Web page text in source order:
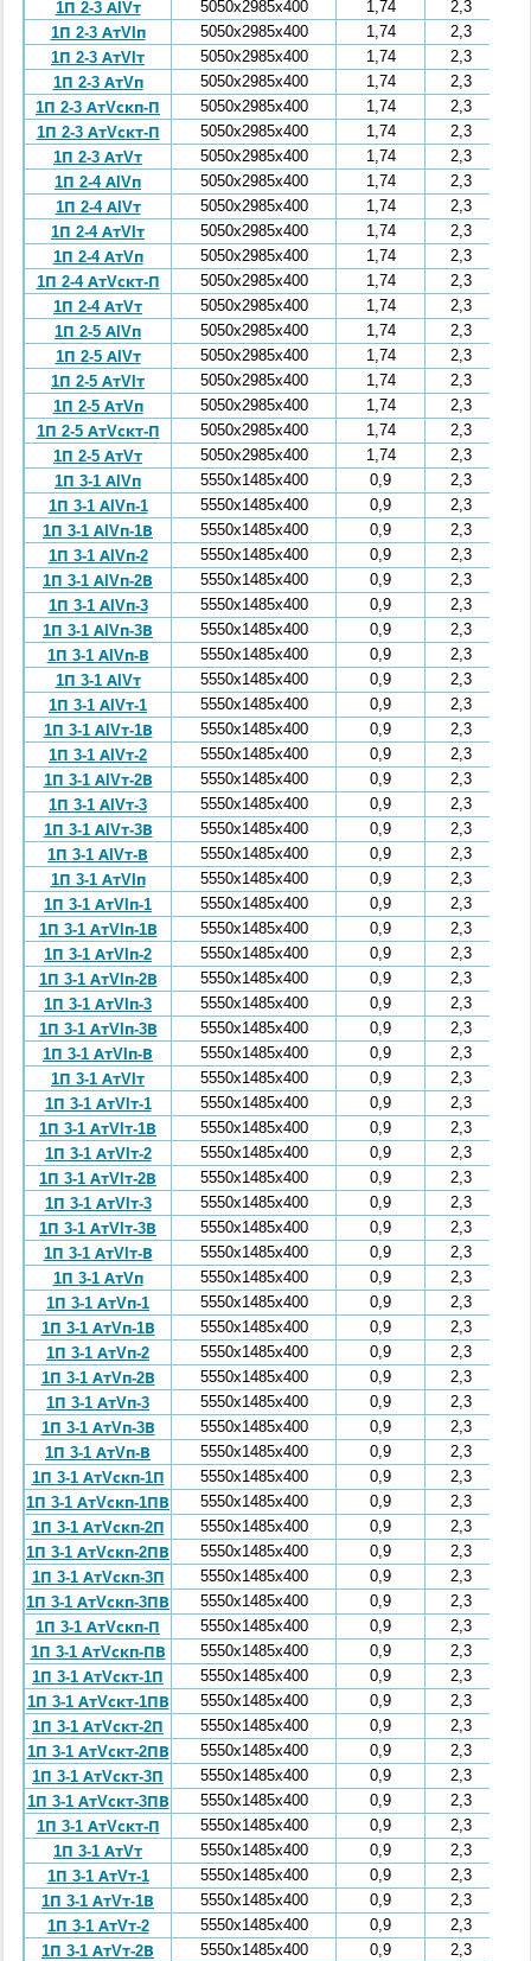
1П 2-3 АIVт 5050x2985x400 1,74
2,3
1П 2-3 АтVIп
5050x2985x400 1,74
2,3
1П 2-3 АтVIт
5050x2985x400 1,74
2,3
1П 2-3 АтVп
5050x2985x400 1,74
2,3
1П 2-3 АтVскп-П
5050x2985x400 1,74
2,3
1П 2-3 АтVскт-П
5050x2985x400 1,74
2,3
1П 2-3 АтVт
5050x2985x400 1,74
2,3
1П 2-4 АIVп
5050x2985x400 1,74
2,3
1П 2-4 АIVт
5050x2985x400 1,74
2,3
1П 2-4 АтVIт
5050x2985x400 1,74
2,3
1П 2-4 АтVп
5050x2985x400 1,74
2,3
1П 2-4 АтVскт-П
5050x2985x400 1,74
2,3
1П 2-4 АтVт
5050x2985x400 1,74
2,3
1П 2-5 АIVп
5050x2985x400 1,74
2,3
1П 2-5 АIVт
5050x2985x400 1,74
2,3
1П 2-5 АтVIт
5050x2985x400 1,74
2,3
1П 2-5 АтVп
5050x2985x400 1,74
2,3
1П 2-5 АтVскт-П
5050x2985x400 1,74
2,3
1П 2-5 АтVт
5050x2985x400 1,74
2,3
1П 3-1 АIVп
5550x1485x400 0,9
2,3
1П 3-1 АIVп-1
5550x1485x400 0,9
2,3
1П 3-1 АIVп-1В
5550x1485x400 0,9
2,3
1П 3-1 АIVп-2
5550x1485x400 0,9
2,3
1П 3-1 АIVп-2В
5550x1485x400 0,9
2,3
1П 3-1 АIVп-3
5550x1485x400 0,9
2,3
1П 3-1 АIVп-3В
5550x1485x400 0,9
2,3
1П 3-1 АIVп-В
5550x1485x400 0,9
2,3
1П 3-1 АIVт
5550x1485x400 0,9
2,3
1П 3-1 АIVт-1
5550x1485x400 0,9
2,3
1П 3-1 АIVт-1В
5550x1485x400 0,9
2,3
1П 3-1 АIVт-2
5550x1485x400 0,9
2,3
1П 3-1 АIVт-2В
5550x1485x400 0,9
2,3
1П 3-1 АIVт-3
5550x1485x400 0,9
2,3
1П 3-1 АIVт-3В
5550x1485x400 0,9
2,3
1П 3-1 АIVт-В
5550x1485x400 0,9
2,3
1П 3-1 АтVIп
5550x1485x400 0,9
2,3
1П 3-1 АтVIп-1
5550x1485x400 0,9
2,3
1П 3-1 АтVIп-1В
5550x1485x400 0,9
2,3
1П 3-1 АтVIп-2
5550x1485x400 0,9
2,3
1П 3-1 АтVIп-2В
5550x1485x400 0,9
2,3
1П 3-1 АтVIп-3
5550x1485x400 0,9
2,3
1П 3-1 АтVIп-3В
5550x1485x400 0,9
2,3
1П 3-1 АтVIп-В
5550x1485x400 0,9
2,3
1П 3-1 АтVIт
5550x1485x400 0,9
2,3
1П 3-1 АтVIт-1
5550x1485x400 0,9
2,3
1П 3-1 АтVIт-1В
5550x1485x400 0,9
2,3
1П 3-1 АтVIт-2
5550x1485x400 0,9
2,3
1П 3-1 АтVIт-2В
5550x1485x400 0,9
2,3
1П 3-1 АтVIт-3
5550x1485x400 0,9
2,3
1П 3-1 АтVIт-3В
5550x1485x400 0,9
2,3
1П 3-1 АтVIт-В
5550x1485x400 0,9
2,3
1П 3-1 АтVп
5550x1485x400 0,9
2,3
1П 3-1 АтVп-1
5550x1485x400 0,9
2,3
1П 3-1 АтVп-1В
5550x1485x400 0,9
2,3
1П 3-1 АтVп-2
5550x1485x400 0,9
2,3
1П 3-1 АтVп-2В
5550x1485x400 0,9
2,3
1П 3-1 АтVп-3
5550x1485x400 0,9
2,3
1П 3-1 АтVп-3В
5550x1485x400 0,9
2,3
1П 3-1 АтVп-В
5550x1485x400 0,9
2,3
1П 3-1 АтVскп-1П
5550x1485x400 0,9
2,3
1П 3-1 АтVскп-1ПВ
5550x1485x400 0,9
2,3
1П 3-1 АтVскп-2П
5550x1485x400 0,9
2,3
1П 3-1 АтVскп-2ПВ
5550x1485x400 0,9
2,3
1П 3-1 АтVскп-3П
5550x1485x400 0,9
2,3
1П 3-1 АтVскп-3ПВ
5550x1485x400 0,9
2,3
1П 3-1 АтVскп-П
5550x1485x400 0,9
2,3
1П 3-1 АтVскп-ПВ
5550x1485x400 0,9
2,3
1П 3-1 АтVскт-1П
5550x1485x400 0,9
2,3
1П 3-1 АтVскт-1ПВ
5550x1485x400 0,9
2,3
1П 3-1 АтVскт-2П
5550x1485x400 0,9
2,3
1П 3-1 АтVскт-2ПВ
5550x1485x400 0,9
2,3
1П 3-1 АтVскт-3П
5550x1485x400 0,9
2,3
1П 3-1 АтVскт-3ПВ
5550x1485x400 0,9
2,3
1П 3-1 АтVскт-П
5550x1485x400 0,9
2,3
1П 3-1 АтVт
5550x1485x400 0,9
2,3
1П 3-1 АтVт-1
5550x1485x400 0,9
2,3
1П 3-1 АтVт-1В
5550x1485x400 0,9
2,3
1П 3-1 АтVт-2
5550x1485x400 0,9
2,3
1П 3-1 АтVт-2В
5550x1485x400 0,9
2,3